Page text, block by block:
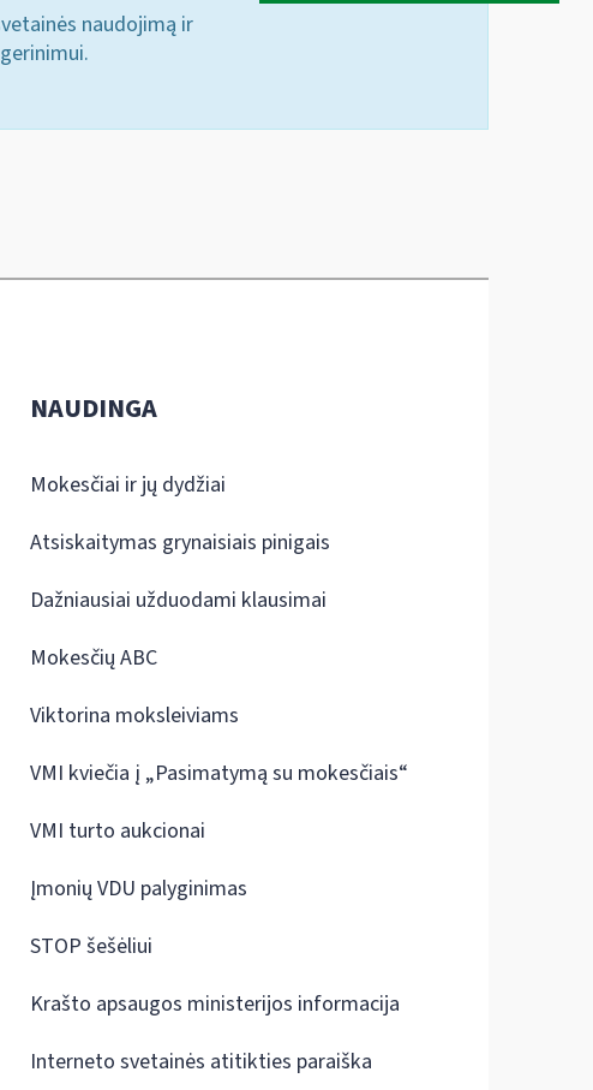
naudojimą ir
NAUDINGA
Mokesčiai ir jų dydžiai
Atsiskaitymas grynaisiais pinigais
Dažniausiai užduodami klausimai
Mokesčių ABC
Viktorina moksleiviams
VMI kviečia į „Pasimatymą su mokesčiais“
VMI turto aukcionai
Įmonių VDU palyginimas
STOP šešėliui
Krašto apsaugos ministerijos informacija
Interneto svetainės atitikties paraiška